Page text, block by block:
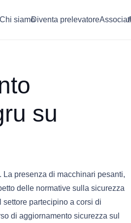
siamoDiventa prelevatoreAssociati
su
La presenza di macchinari pesanti,
delle normative sulla sicurezza
partecipino a corsi di
di aggiornamento sicurezza sul